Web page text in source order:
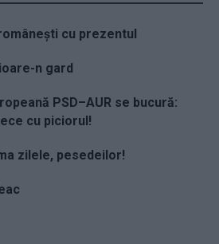
cu prezentul
n gard
PSD–AUR se bucură:
cu piciorul!
zilele, pesedeilor!